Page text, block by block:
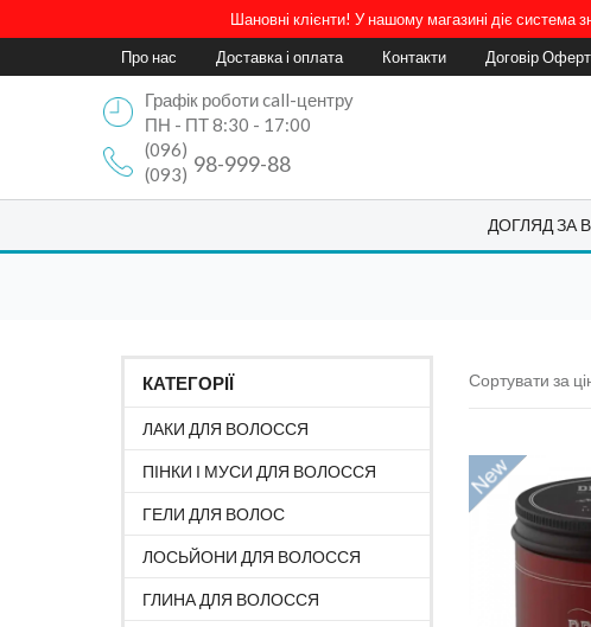
Шановні клієнти! У нашому магазині діє
Про нас
Доставка і оплата Контакти Договір
Графік роботи call-центру
ПН - ПТ 8:30 - 17:00
(096)
98-999-88
(093)
ДОГЛЯД ЗА
КАТЕГОРІЇ
ЛАКИ ДЛЯ ВОЛОССЯ
ПІНКИ І МУСИ ДЛЯ ВОЛОССЯ
ГЕЛИ ДЛЯ ВОЛОС
ЛОСЬЙОНИ ДЛЯ ВОЛОССЯ
ГЛИНА ДЛЯ ВОЛОССЯ
Сортувати за